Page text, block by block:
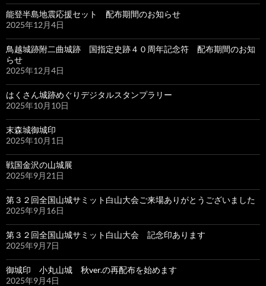
能登半島地震応援セット 配布期間のお知らせ
2025年12月4日
鳥越城跡附二曲城跡 国指定史跡４０周年記念符 配布期間のお知
らせ
2025年12月4日
はくさん城跡めぐりデジタルスタンプラリー
2025年10月10日
末森城御城印
2025年10月1日
戦国金沢の山城展
2025年9月21日
第３２回全国山城サミット白山大会ご来場ありがとうございました
2025年9月16日
第３２回全国山城サミット白山大会 記念印あります
2025年9月7日
御城印 小丸山城 秋ver.の再配布を始めます
2025年9月4日